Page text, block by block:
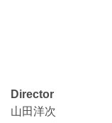
Director
山田洋次